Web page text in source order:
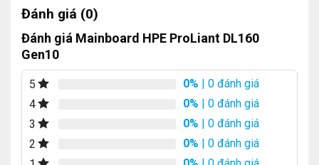
Đánh giá (0)
Đánh giá Mainboard HPE ProLiant DL160
Gen10
5 0% | 0 đánh giá
4
0% | 0 đánh giá
3
0% | 0 đánh giá
2
0% | 0 đánh giá